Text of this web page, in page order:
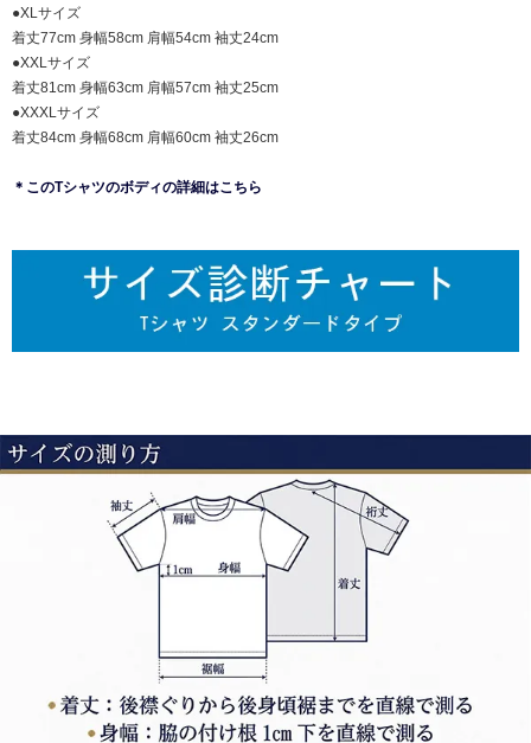
●XLサイズ
着丈77cm 身幅58cm 肩幅54cm 袖丈24cm
●XXLサイズ
着丈81cm 身幅63cm 肩幅57cm 袖丈25cm
●XXXLサイズ
着丈84cm 身幅68cm 肩幅60cm 袖丈26cm
＊このTシャツのボディの詳細はこちら